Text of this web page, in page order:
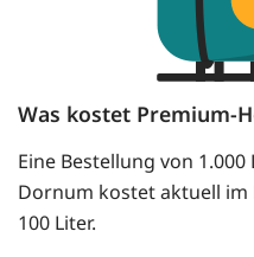
Was kostet Premium-
Eine Bestellung von
Dornum kostet aktuell
100 Liter.